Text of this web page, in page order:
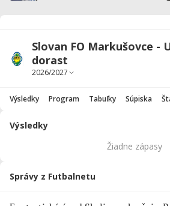
Slovan FO Markušovce -
dorast
Výsledky Program Tabuľky Súpiska
Výsledky
Žiadne zápasy
Správy z Futbalnetu